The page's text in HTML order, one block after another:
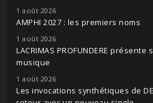
1 août 2026
AMPHI 2027 : les premiers noms
1 août 2026
LACRIMAS PROFUNDERE
musique
1 août 2026
Les invocations synthétiques de